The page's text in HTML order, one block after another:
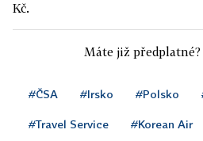
Kč.
Máte již předplatné?
#ČSA #Irsko #Polsko
#Travel Service #Korean Air